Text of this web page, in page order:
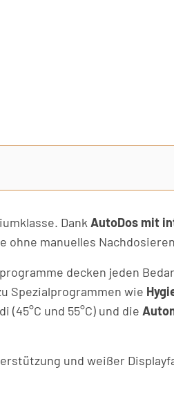
Dank AutoDos mit
manuelles
decken jeden
Spezialprogrammen wie
(45°C und 55°C) und die
und weißer